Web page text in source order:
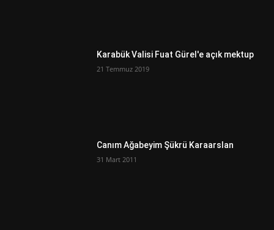
Karabük Valisi Fuat Gürel'e açık mektup
21 Temmuz 2019
Canım Ağabeyim Şükrü Karaarslan
31 Mart 2011